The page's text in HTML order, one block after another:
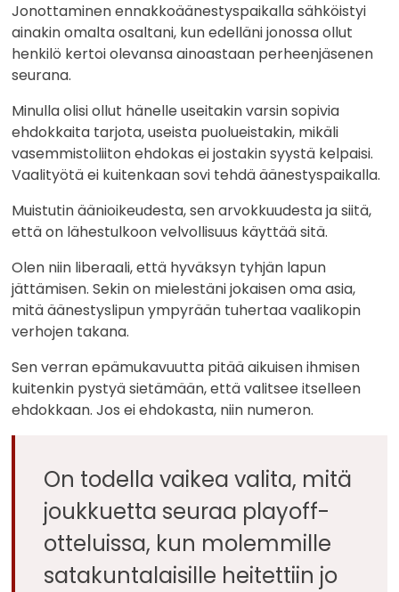
Jonottaminen ennakkoäänestyspaikalla sähköistyi
ainakin omalta osaltani, kun edelläni jonossa ollut
henkilö kertoi olevansa ainoastaan perheenjäsenen
seurana.
Minulla olisi ollut hänelle useitakin varsin sopivia
ehdokkaita tarjota, useista puolueistakin, mikäli
vasemmistoliiton ehdokas ei jostakin syystä kelpaisi.
Vaalityötä ei kuitenkaan sovi tehdä äänestyspaikalla.
Muistutin äänioikeudesta, sen arvokkuudesta ja siitä,
että on lähestulkoon velvollisuus käyttää sitä.
Olen niin liberaali, että hyväksyn tyhjän lapun
jättämisen. Sekin on mielestäni jokaisen oma asia,
mitä äänestyslipun ympyrään tuhertaa vaalikopin
verhojen takana.
Sen verran epämukavuutta pitää aikuisen ihmisen
kuitenkin pystyä sietämään, että valitsee itselleen
ehdokkaan. Jos ei ehdokasta, niin numeron.
On todella vaikea valita, mitä
joukkuetta seuraa playoff-
otteluissa, kun molemmille
satakuntalaisille heitettiin jo